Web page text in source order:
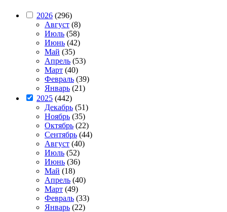
2026 (296)
Август (8)
Июль (58)
Июнь (42)
Май (35)
Апрель (53)
Март (40)
Февраль (39)
Январь (21)
2025 (442)
Декабрь (51)
Ноябрь (35)
Октябрь (22)
Сентябрь (44)
Август (40)
Июль (52)
Июнь (36)
Май (18)
Апрель (40)
Март (49)
Февраль (33)
Январь (22)